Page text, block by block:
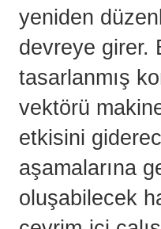
yeniden
devreye girer.
tasarlanmış
vektörü
etkisini
aşamalarına
oluşabilecek